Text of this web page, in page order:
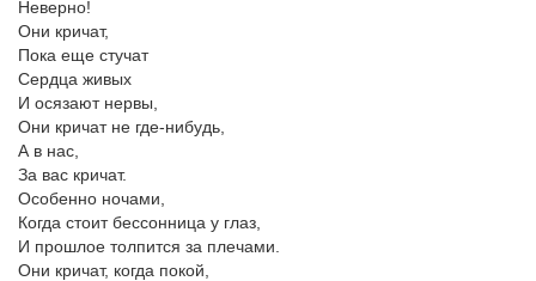
Неверно!
Они кричат,
Пока еще стучат
Сердца живых
И осязают нервы,
Они кричат не где-нибудь,
А в нас,
За вас кричат.
Особенно ночами,
Когда стоит бессонница у глаз,
И прошлое толпится за плечами.
Они кричат, когда покой,